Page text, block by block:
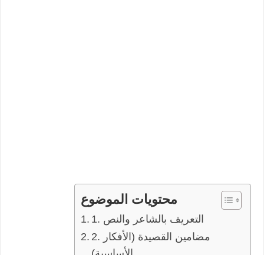
محتويات الموضوع
1. التعريف بالشاعر والنص
2. مضامين القصيدة (الأفكار